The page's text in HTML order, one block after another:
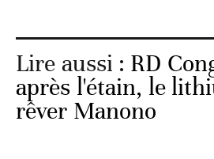
Lire aussi : RD
après l'étain, le
rêver Manono